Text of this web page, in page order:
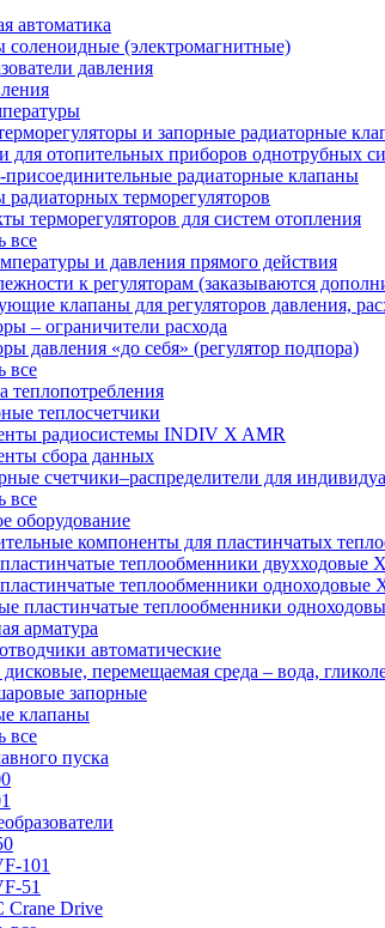
автоматика
соленоидные (электромагнитные)
давления
и запорные радиаторные
для отопительных приборов однотрубных
присоединительные радиаторные клапаны
терморегуляторов
терморегуляторов для систем отопления
все
и давления прямого действия
к регуляторам (заказываются
клапаны для регуляторов давления,
– ограничители расхода
давления «до себя» (регулятор подпора)
все
теплопотребления
теплосчетчики
радиосистемы INDIV X AMR
сбора данных
счетчики–распределители для
все
оборудование
компоненты для пластинчатых
теплообменники двухходовые
теплообменники одноходовые
пластинчатые теплообменники
арматура
автоматические
перемещаемая среда – вода,
запорные
клапаны
все
пуска
101
51
Crane Drive